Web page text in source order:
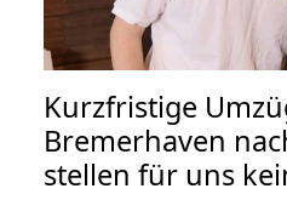
Kurzfristige
Bremerhaven
stellen für uns